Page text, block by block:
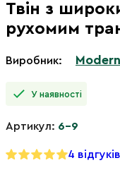
Твін з
рухомим
Виробник:
У наявності
Артикул: 6-9
4 відгуків